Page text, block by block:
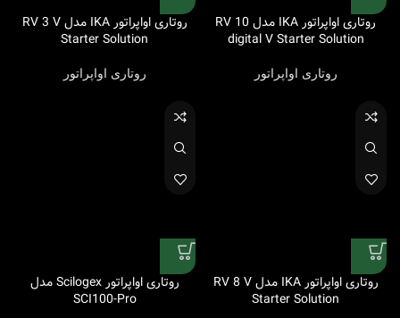
روتاری اواپراتور IKA مدل RV 10
digital V Starter Solution
روتاری اواپراتور
روتاری اواپراتور IKA مدل RV 3 V
Starter Solution
روتاری اواپراتور
روتاری اواپراتور IKA مدل RV 8 V
Starter Solution
روتاری اواپراتور Scilogex مدل
SCI100-Pro